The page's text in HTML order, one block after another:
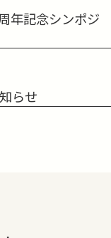
年記念シンポジ
らせ